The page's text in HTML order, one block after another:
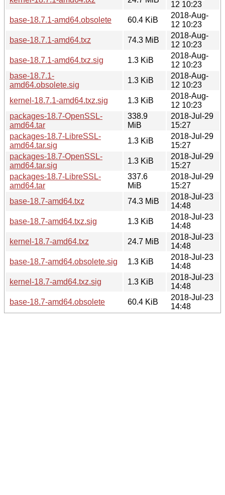
12 10:23
base-18.7.1-amd64.obsolete
60.4 KiB
2018-Aug-
12 10:23
base-18.7.1-amd64.txz
74.3 MiB
2018-Aug-
12 10:23
base-18.7.1-amd64.txz.sig
1.3 KiB
2018-Aug-
12 10:23
base-18.7.1-
amd64.obsolete.sig
1.3 KiB
2018-Aug-
12 10:23
kernel-18.7.1-amd64.txz.sig
1.3 KiB
2018-Aug-
12 10:23
packages-18.7-OpenSSL-
amd64.tar
338.9
MiB
2018-Jul-29
15:27
packages-18.7-LibreSSL-
amd64.tar.sig
1.3 KiB
2018-Jul-29
15:27
packages-18.7-OpenSSL-
amd64.tar.sig
1.3 KiB
2018-Jul-29
15:27
packages-18.7-LibreSSL-
amd64.tar
337.6
MiB
2018-Jul-29
15:27
base-18.7-amd64.txz
74.3 MiB
2018-Jul-23
14:48
base-18.7-amd64.txz.sig
1.3 KiB
2018-Jul-23
14:48
kernel-18.7-amd64.txz
24.7 MiB
2018-Jul-23
14:48
base-18.7-amd64.obsolete.sig
1.3 KiB
2018-Jul-23
14:48
kernel-18.7-amd64.txz.sig
1.3 KiB
2018-Jul-23
14:48
base-18.7-amd64.obsolete
60.4 KiB
2018-Jul-23
14:48